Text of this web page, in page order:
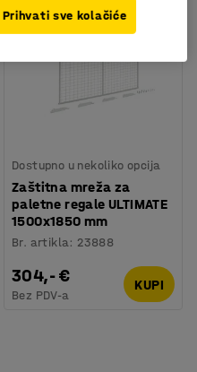
Dostupno u nekoliko opcija
Zaštitna mreža za
paletne regale ULTIMATE
1500x1850 mm
Br. artikla: 23888
304,- €
Bez PDV-a
KUPI
Prihvati sve kolačiće